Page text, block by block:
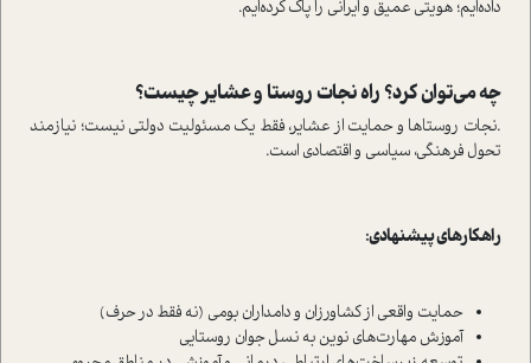
داده‌ایم؛ هویتی عمیق و ایرانی را پاک کرده‌ایم.
چه می‌توان کرد؟ راه نجات روستا و عشایر چیست؟
.نجات روستاها و حمایت از عشایر، فقط یک مسئولیت دولتی نیست؛ نیازمند
تحول فرهنگی، سیاسی و اقتصادی است.
راهکارهای پیشنهادی:
حمایت واقعی از کشاورزان و دامداران بومی (نه فقط در حرف)
آموزش مهارت‌های نوین به نسل جوان روستایی